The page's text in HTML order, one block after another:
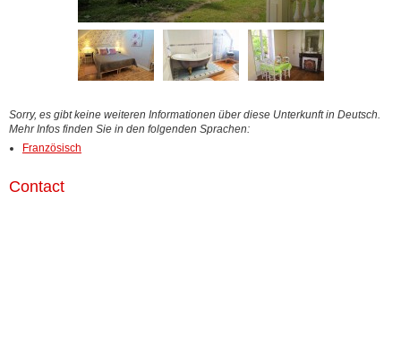
Sorry, es gibt keine weiteren Informationen über diese Unterkunft in Deutsch.
Mehr Infos finden Sie in den folgenden Sprachen:
Französisch
Contact